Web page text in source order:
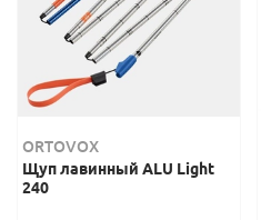
ORTOVOX
Щуп лавинный ALU Light
240